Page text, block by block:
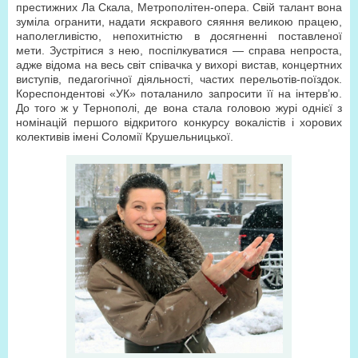
престижних Ла Скала, Метрополітен-опера. Свій талант вона
зуміла огранити, надати яскравого сяяння великою працею,
наполегливістю, непохитністю в досягненні поставленої
мети. Зустрітися з нею, поспілкуватися — справа непроста,
адже відома на весь світ співачка у вихорі вистав, концертних
виступів, педагогічної діяльності, частих перельотів-поїздок.
Кореспондентові «УК» поталанило запросити її на інтерв’ю.
До того ж у Тернополі, де вона стала головою журі однієї з
номінацій першого відкритого конкурсу вокалістів і хорових
колективів імені Соломії Крушельницької.